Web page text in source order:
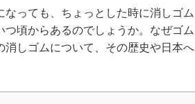
っても、ちょっとした時に消しゴム
頃からあるのでしょうか。なぜゴム
しゴムについて、その歴史や日本へ